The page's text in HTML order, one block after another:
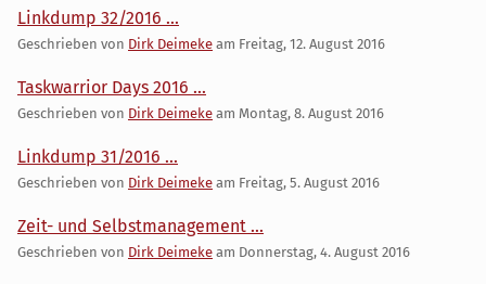
Linkdump 32/2016 ...
Geschrieben von Dirk Deimeke am Freitag, 12. August 2016
Taskwarrior Days 2016 ...
Geschrieben von Dirk Deimeke am Montag, 8. August 2016
Linkdump 31/2016 ...
Geschrieben von Dirk Deimeke am Freitag, 5. August 2016
Zeit- und Selbstmanagement ...
Geschrieben von Dirk Deimeke am Donnerstag, 4. August 2016